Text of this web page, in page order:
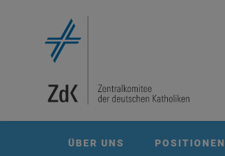
ÜBER UNS POSITIONEN